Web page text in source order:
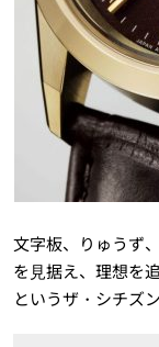
文字板、りゅうず
を⾒据え、理想を
というザ・シチズ